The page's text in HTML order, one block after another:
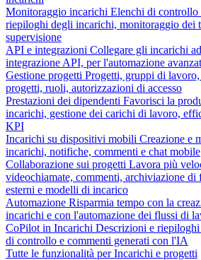
Monitoraggio incarichi Elenchi di controllo
riepiloghi degli incarichi, monitoraggio dei
supervisione
API e integrazioni Collegare gli incarichi
integrazione API, per l'automazione
Gestione progetti Progetti, gruppi di
progetti, ruoli, autorizzazioni di accesso
Prestazioni dei dipendenti Favorisci la
incarichi, gestione dei carichi di lavoro,
KPI
Incarichi su dispositivi mobili Creazione e
incarichi, notifiche, commenti e chat mobile
Collaborazione sui progetti Lavora più
videochiamate, commenti, archiviazione di
esterni e modelli di incarico
Automazione Risparmia tempo con la
incarichi e con l'automazione dei flussi di
CoPilot in Incarichi Descrizioni e
di controllo e commenti generati con l'IA
Tutte le funzionalità per Incarichi e progetti